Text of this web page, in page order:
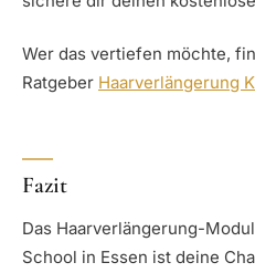
Wer das vertiefen möchte,
Ratgeber Haarverlängerung
Fazit
Das Haarverlängerung-
School in Essen ist deine